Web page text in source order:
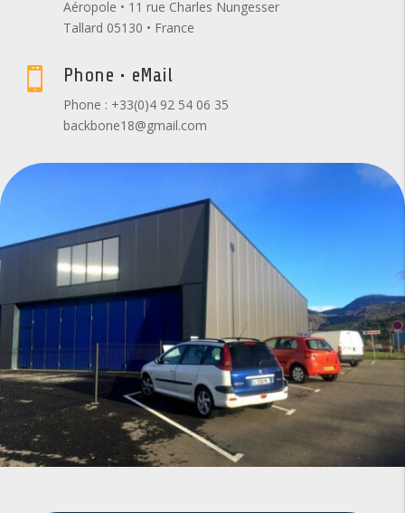
Aéropole • 11 rue Charles Nungesser
Tallard 05130 • France
 Phone • eMail
Phone : +33(0)4 92 54 06 35
backbone18@gmail.com